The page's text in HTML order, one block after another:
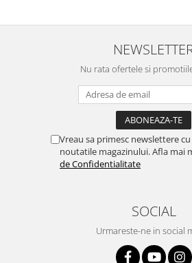
Nu rata ofertele si
Vreau sa primesc newslettere
noutatile magazinului. Afla mai
de Confidentialitate
SOCIAL
Urmareste-ne in social